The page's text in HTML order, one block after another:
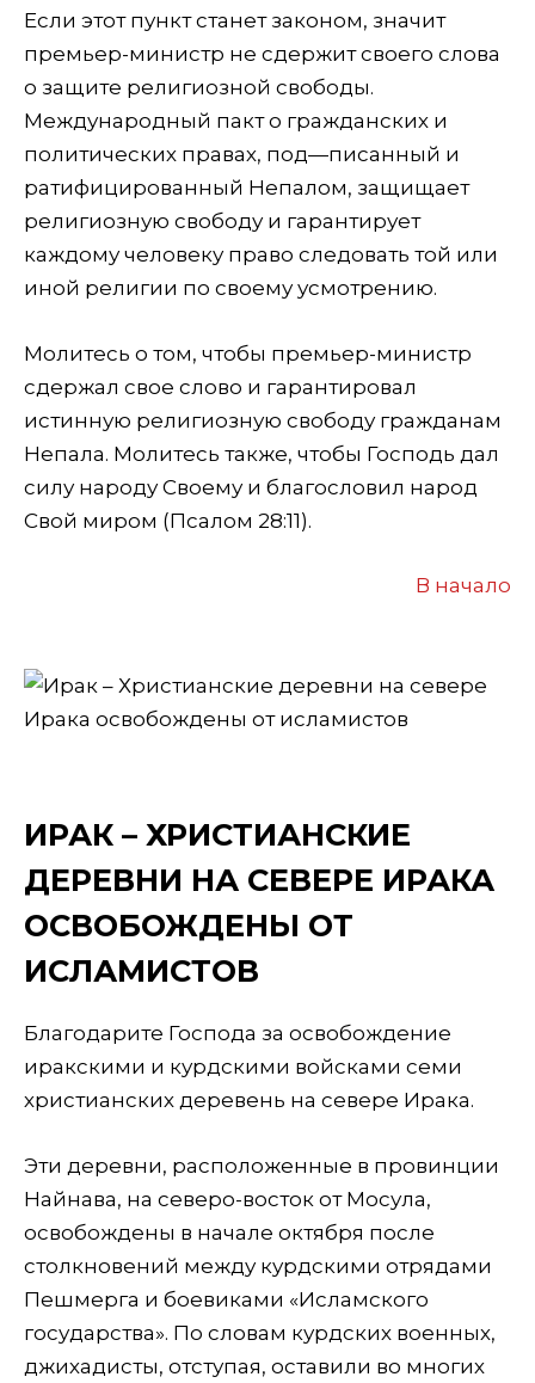
Если этот пункт станет законом, значит
премьер-министр не сдержит своего слова
о защите религиозной свободы.
Международный пакт о гражданских и
политических правах, под—писанный и
ратифицированный Непалом, защищает
религиозную свободу и гарантирует
каждому человеку право следовать той или
иной религии по своему усмотрению.
Молитесь о том, чтобы премьер-министр
сдержал свое слово и гарантировал
истинную религиозную свободу гражданам
Непала. Молитесь также, чтобы Господь дал
силу народу Своему и благословил народ
Свой миром (Псалом 28:11).
В начало
ИРАК – ХРИСТИАНСКИЕ
ДЕРЕВНИ НА СЕВЕРЕ ИРАКА
ОСВОБОЖДЕНЫ ОТ
ИСЛАМИСТОВ
Благодарите Господа за освобождение
иракскими и курдскими войсками семи
христианских деревень на севере Ирака.
Эти деревни, расположенные в провинции
Найнава, на северо-восток от Мосула,
освобождены в начале октября после
столкновений между курдскими отрядами
Пешмерга и боевиками «Исламского
государства». По словам курдских военных,
джихадисты, отступая, оставили во многих